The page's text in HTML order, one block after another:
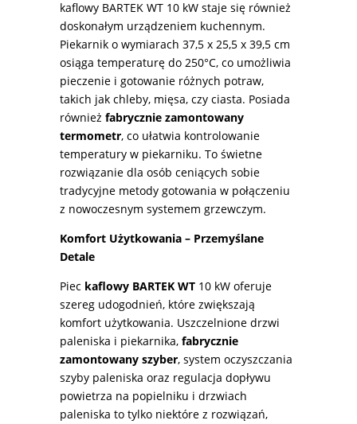
kaflowy BARTEK WT 10 kW staje się również
doskonałym urządzeniem kuchennym.
Piekarnik o wymiarach 37,5 x 25,5 x 39,5 cm
osiąga temperaturę do 250°C, co umożliwia
pieczenie i gotowanie różnych potraw,
takich jak chleby, mięsa, czy ciasta. Posiada
również fabrycznie zamontowany
termometr, co ułatwia kontrolowanie
temperatury w piekarniku. To świetne
rozwiązanie dla osób ceniących sobie
tradycyjne metody gotowania w połączeniu
z nowoczesnym systemem grzewczym.
Komfort Użytkowania – Przemyślane
Detale
Piec kaflowy BARTEK WT10 kW oferuje
szereg udogodnień, które zwiększają
komfort użytkowania. Uszczelnione drzwi
paleniska i piekarnika, fabrycznie
zamontowany szyber, system oczyszczania
szyby paleniska oraz regulacja dopływu
powietrza na popielniku i drzwiach
paleniska to tylko niektóre z rozwiązań,